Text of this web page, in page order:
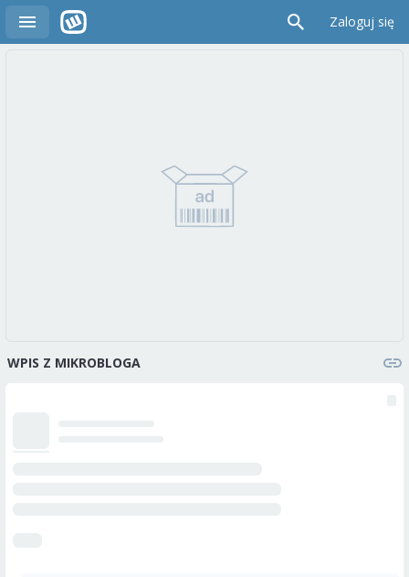
Zaloguj się
WPIS Z MIKROBLOGA